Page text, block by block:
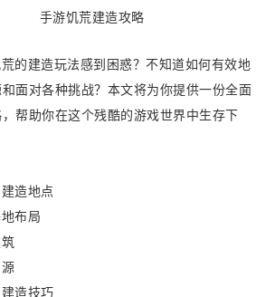
的建造玩法感到困惑？不知道如何有效地
面对各种挑战？本文将为你提供一份全面
帮助你在这个残酷的游戏世界中生存下
造地点
布局
造技巧